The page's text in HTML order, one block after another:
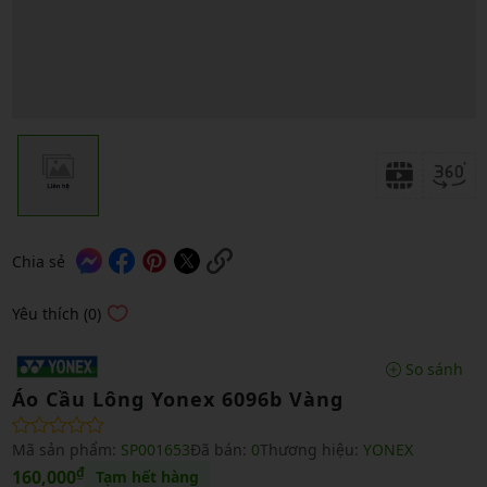
Chia sẻ
Yêu thích (0)
So sánh
Áo Cầu Lông Yonex 6096b Vàng
Mã sản phẩm: SP001653Đã bán: 0Thương hiệu: YONEX
160,000₫ Tạm hết hàng